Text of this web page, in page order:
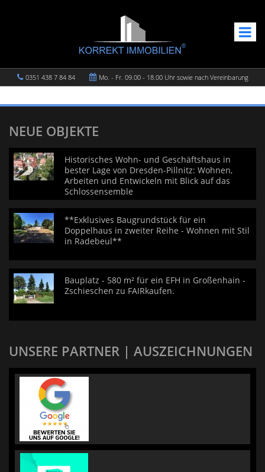
0351 438 7 84 84 Mo. - Fr. 09.00 - 18.00 Uhr sowie nach Vereinbarung
NEUE OBJEKTE
Historisches Wohn- und Geschäftshaus in
bester Lage von Dresden-Pillnitz: Wohnen,
Arbeiten und Entwickeln mit Blick auf das
Schlossensemble
**Exklusives Baugrundstück für ein
Doppelhaus in zweiter Reihe - Wohnen mit Stil
in Radebeul**
Bauplatz - 580 m² für ein EFH in Großenhain -
Zschieschen zu FAIRkaufen.
UNSERE PARTNER | AUSZEICHNUNGEN